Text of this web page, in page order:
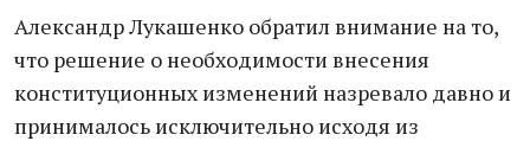
Александр Лукашенко обратил внимание на то,
что решение о необходимости внесения
конституционных изменений назревало давно и
принималось исключительно исходя из